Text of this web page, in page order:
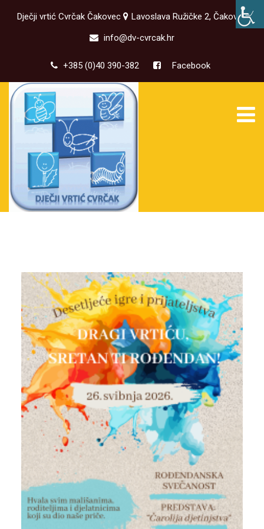
Dječji vrtić Cvrčak Čakovec
Lavoslava Ružičke 2, Čakovec
info@dv-cvrcak.hr
+385 (0)40 390-382 Facebook